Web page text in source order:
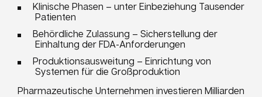
Klinische Phasen – unter Einbeziehung Tausender
Patienten
Behördliche Zulassung – Sicherstellung der
Einhaltung der FDA-Anforderungen
Produktionsausweitung – Einrichtung von
Systemen für die Großproduktion
Pharmazeutische Unternehmen investieren Milliarden